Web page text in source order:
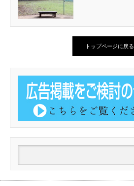
トップページに戻る